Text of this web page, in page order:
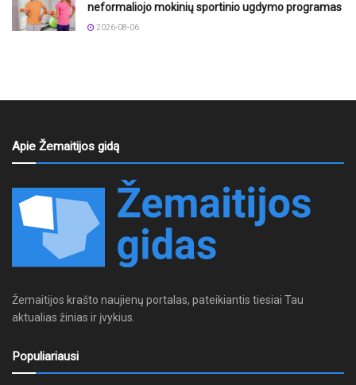
neformaliojo mokinių sportinio ugdymo programas
2026-08-06
Apie Žemaitijos gidą
Žemaitijos krašto naujienų portalas, pateikiantis tiesiai Tau
aktualias žinias ir įvykius.
Populiariausi